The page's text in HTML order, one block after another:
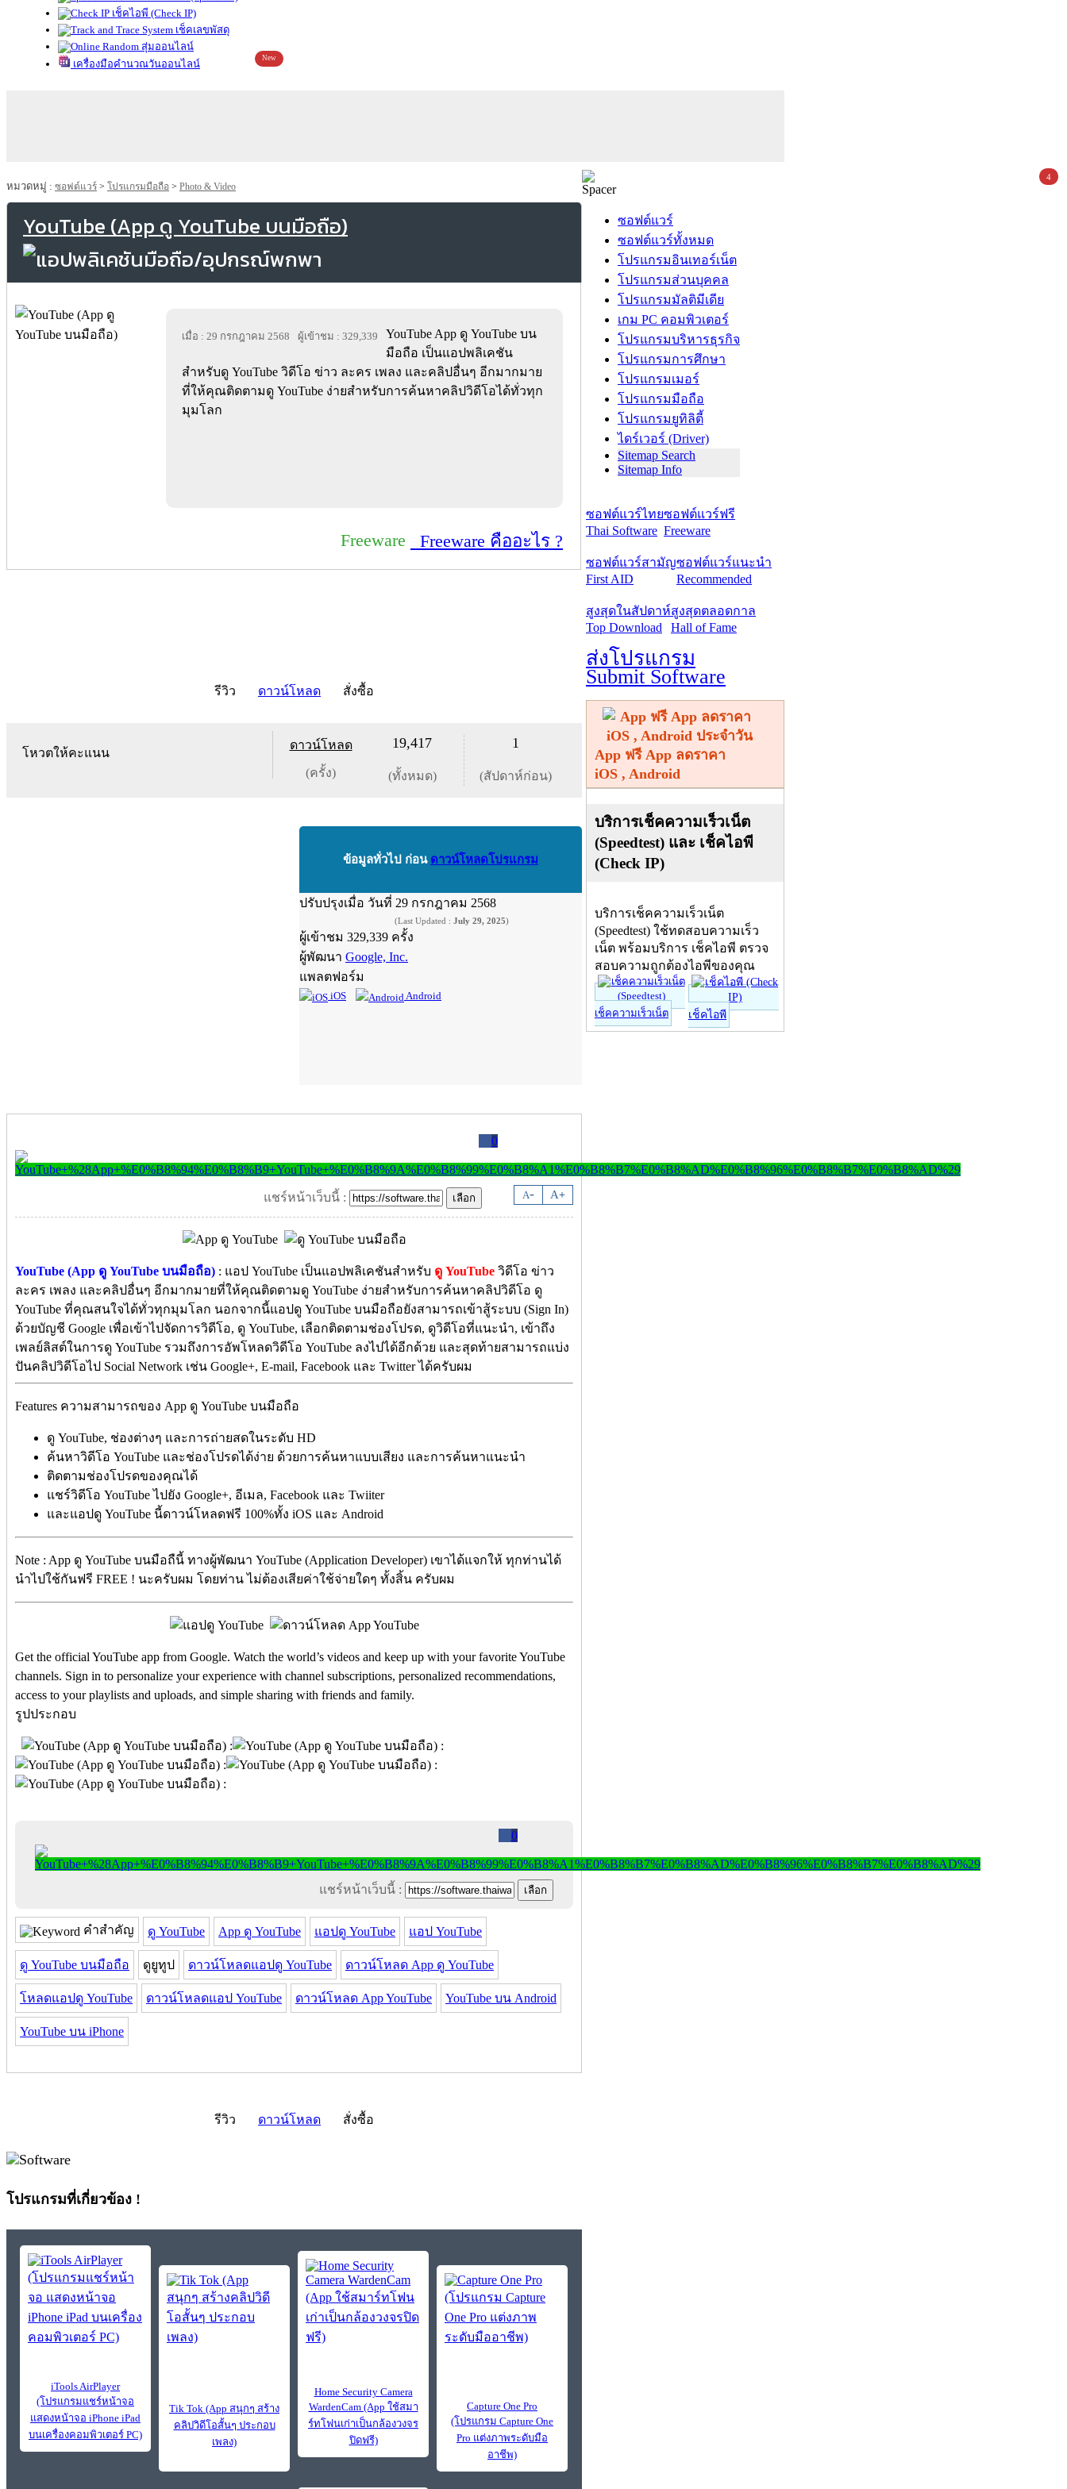
เช็คไอพี (Check IP)
เช็คเลขพัสดุ
สุ่มออนไลน์
เครื่องมือคำนวณวันออนไลน์
New
หมวดหมู่ : ซอฟต์แวร์ > โปรแกรมมือถือ > Photo & Video
YouTube (App ดู YouTube บนมือถือ)
เมื่อ : 29 กรกฎาคม 2568 ผู้เข้าชม : 329,339
YouTube App ดู YouTube บน
มือถือ เป็นแอปพลิเคชัน
สำหรับดู YouTube วิดีโอ ข่าว ละคร เพลง และคลิปอื่นๆ อีกมากมาย
ที่ให้คุณติดตามดู YouTube ง่ายสำหรับการค้นหาคลิปวิดีโอได้ทั่วทุก
มุมโลก
Freeware Freeware คืออะไร ?
รีวิว ดาวน์โหลด สั่งซื้อ
โหวตให้คะแนน
ดาวน์โหลด
(ครั้ง)
19,417
(ทั้งหมด)
1
(สัปดาห์ก่อน)
ข้อมูลทั่วไป ก่อน ดาวน์โหลดโปรแกรม
ปรับปรุงเมื่อ วันที่ 29 กรกฎาคม 2568
(Last Updated : July 29, 2025)
ผู้เข้าชม 329,339 ครั้ง
ผู้พัฒนา Google, Inc.
แพลตฟอร์ม
iOS Android
0
A- A+
แชร์หน้าเว็บนี้ :
YouTube (App ดู YouTube บนมือถือ) : แอป YouTube เป็นแอปพลิเคชันสำหรับ ดู YouTube วิดีโอ ข่าว
ละคร เพลง และคลิปอื่นๆ อีกมากมายที่ให้คุณติดตามดู YouTube ง่ายสำหรับการค้นหาคลิปวิดีโอ ดู
YouTube ที่คุณสนใจได้ทั่วทุกมุมโลก นอกจากนี้แอปดู YouTube บนมือถือยังสามารถเข้าสู้ระบบ (Sign In)
ด้วยบัญชี Google เพื่อเข้าไปจัดการวิดีโอ, ดู YouTube, เลือกติดตามช่องโปรด, ดูวิดีโอที่แนะนำ, เข้าถึง
เพลย์ลิสต์ในการดู YouTube รวมถึงการอัพโหลดวิดีโอ YouTube ลงไปได้อีกด้วย และสุดท้ายสามารถแบ่ง
ปันคลิปวิดีโอไป Social Network เช่น Google+, E-mail, Facebook และ Twitter ได้ครับผม
Features ความสามารถของ App ดู YouTube บนมือถือ
ดู YouTube, ช่องต่างๆ และการถ่ายสดในระดับ HD
ค้นหาวิดีโอ YouTube และช่องโปรดได้ง่าย ด้วยการค้นหาแบบเสียง และการค้นหาแนะนำ
ติดตามช่องโปรดของคุณได้
แชร์วิดีโอ YouTube ไปยัง Google+, อีเมล, Facebook และ Twiiter
และแอปดู YouTube นี้ดาวน์โหลดฟรี 100%ทั้ง iOS และ Android
Note : App ดู YouTube บนมือถืนี้ ทางผู้พัฒนา YouTube (Application Developer) เขาได้แจกให้ ทุกท่านได้
นำไปใช้กันฟรี FREE ! นะครับผม โดยท่าน ไม่ต้องเสียค่าใช้จ่ายใดๆ ทั้งสิ้น ครับผม
Get the official YouTube app from Google. Watch the world’s videos and keep up with your favorite YouTube
channels. Sign in to personalize your experience with channel subscriptions, personalized recommendations,
access to your playlists and uploads, and simple sharing with friends and family.
รูปประกอบ
0
แชร์หน้าเว็บนี้ :
คำสำคัญ ดู YouTube App ดู YouTube แอปดู YouTube แอป YouTube
ดู YouTube บนมือถือ ดูยูทูป ดาวน์โหลดแอปดู YouTube ดาวน์โหลด App ดู YouTube
โหลดแอปดู YouTube ดาวน์โหลดแอป YouTube ดาวน์โหลด App YouTube YouTube บน Android
YouTube บน iPhone
รีวิว ดาวน์โหลด สั่งซื้อ
โปรแกรมที่เกี่ยวข้อง !
iTools AirPlayer
(โปรแกรมแชร์หน้าจอ
แสดงหน้าจอ iPhone iPad
บนเครื่องคอมพิวเตอร์ PC)
Tik Tok (App สนุกๆ สร้าง
คลิปวิดีโอสั้นๆ ประกอบ
เพลง)
Home Security Camera
WardenCam (App ใช้สมา
ร์ทโฟนเก่าเป็นกล้องวงจร
ปิดฟรี)
Capture One Pro
(โปรแกรม Capture One
Pro แต่งภาพระดับมือ
อาชีพ)
ซอฟต์แวร์
ซอฟต์แวร์ทั้งหมด
โปรแกรมอินเทอร์เน็ต
โปรแกรมส่วนบุคคล
โปรแกรมมัลติมีเดีย
เกม PC คอมพิวเตอร์
โปรแกรมบริหารธุรกิจ
โปรแกรมการศึกษา
โปรแกรมเมอร์
โปรแกรมมือถือ
โปรแกรมยูทิลิตี้
ไดร์เวอร์ (Driver)
Sitemap Search
Sitemap Info
ซอฟต์แวร์ไทย
Thai Software
ซอฟต์แวร์ฟรี
Freeware
ซอฟต์แวร์สามัญ
First AID
ซอฟต์แวร์แนะนำ
Recommended
สูงสุดในสัปดาห์
Top Download
สูงสุดตลอดกาล
Hall of Fame
ส่งโปรแกรม
Submit Software
App ฟรี App ลดราคา
iOS , Android
บริการเช็คความเร็วเน็ต
(Speedtest) และ เช็คไอพี
(Check IP)
บริการเช็คความเร็วเน็ต
(Speedtest) ใช้ทดสอบความเร็ว
เน็ต พร้อมบริการ เช็คไอพี ตรวจ
สอบความถูกต้องไอพีของคุณ
เช็คความเร็วเน็ต เช็คไอพี
4